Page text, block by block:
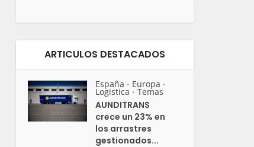
ARTICULOS DESTACADOS
España • Europa •
Logistica • Temas
AUNDITRANS
crece un 23% en
los arrastres
gestionados...